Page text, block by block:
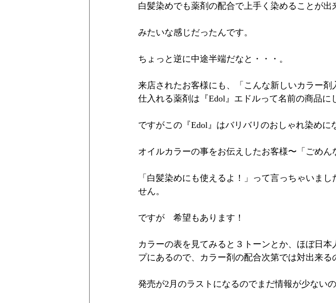
白髪染めでも薬剤の配合で上手く染めることが出
みたいな感じだったんです。
ちょっと逆に中途半端だなと・・・。
来店されたお客様にも、「こんな新しいカラー剤
仕入れる薬剤は『Edol』エドルって名前の商品に
ですがこの『Edol』はバリバリのおしゃれ染めに
オイルカラーの事をお伝えしたお客様〜「ごめん
「白髪染めにも使えるよ！」って言っちゃいま
せん。
ですが　希望もあります！
カラーの表を見てみると３トーンとか、ほぼ日
プにあるので、カラー剤の配合次第では対出来る
発売が2月のラストになるのでまだ情報が少ない